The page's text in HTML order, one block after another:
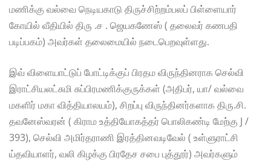
மணிக்கு வல்வை நெடியகாடு திருச்சிற்றம்பலப் பிள்ளையார்
கோயில் வீதியில் திரு .ச . ஜெயகணேஸ் ( தலைவர் கணபதி
படிப்பகம்) அவர்கள் தலைமையில் நடைபெறவுள்ளது.
இவ் விளையாட்டுப் போட்டிக்குப் பிரதம விருந்தினராக செல்வி
இராட்சியலட்சுமி சுப்பிரமணிக்குருக்கள் (அதிபர், யா/ வல்வை
மகளிர் மகா வித்தியாலயம்), சிறப்பு விருந்தினர்களாக திரு.சி.
தவனேஸ்வரன் ( கிராம உத்தியோகத்தர் பொலிகண்டி மேற்கு J /
393), செல்வி அமிர்தராணி இரத்தினவடிவேல் ( உள்ளுராட்சி
ய்தவியாளர், வலி கிழக்கு பிரதேச சபை புத்தூர்) அவர்களும்